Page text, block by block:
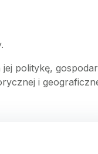
politykę,
i